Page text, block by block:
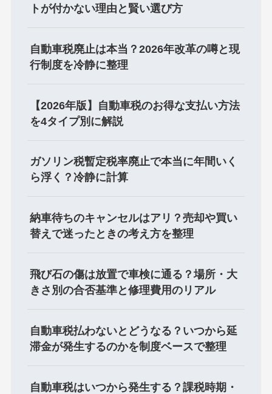
トが付かない理由と賢い選び方
自動車税廃止は本当？2026年改革の噂と現
行制度を冷静に整理
【2026年版】自動車税のお得な支払い方法
を4タイプ別に解説
ガソリン税暫定税率廃止で本当に年間いく
ら浮く？冷静に計算
納車待ちのキャンセルはアリ？売却や買い
替えで迷ったときの考え方を整理
飛び石の傷は放置で車検に通る？場所・大
きさ別の合否基準と修理費用のリアル
自動車税払わないとどうなる？いつから延
滞金が発生するのかを制度ベースで整理
自動車税はいつから発生する？課税時期・